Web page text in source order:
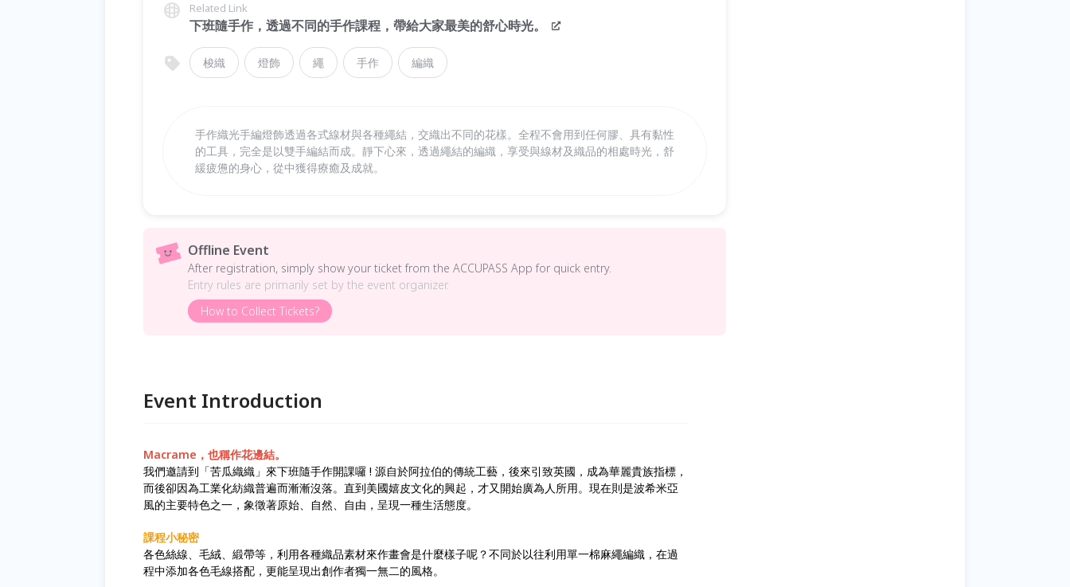
Related Link
下班隨手作，透過不同的手作課程，帶給大家最美的舒心時光。
梭織 燈飾 繩 手作 編織
手作織光手編燈飾透過各式線材與各種繩結，交織出不同的花樣。全程不會用到任何膠、具有黏性
的工具，完全是以雙手編結而成。靜下心來，透過繩結的編織，享受與線材及織品的相處時光，舒
緩疲憊的身心，從中獲得療癒及成就。
Offline Event
After registration, simply show your ticket from the ACCUPASS App for quick entry.
Entry rules are primarily set by the event organizer.
How to Collect Tickets?
Event Introduction
Macrame，也稱作花邊結。
我們邀請到「苦瓜織織」來下班隨手作開課囉 ! 源自於阿拉伯的傳統工藝，後來引致英國，成為華麗貴族指標，
而後卻因為工業化紡織普遍而漸漸沒落。直到美國嬉皮文化的興起，才又開始廣為人所用。現在則是波希米亞
風的主要特色之一，象徵著原始、自然、自由，呈現一種生活態度。
課程小秘密
各色絲線、毛絨、緞帶等，利用各種織品素材來作畫會是什麼樣子呢？不同於以往利用單一棉麻繩編織，在過
程中添加各色毛線搭配，更能呈現出創作者獨一無二的風格。